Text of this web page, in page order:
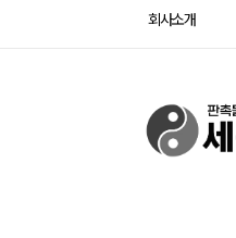
회사소개